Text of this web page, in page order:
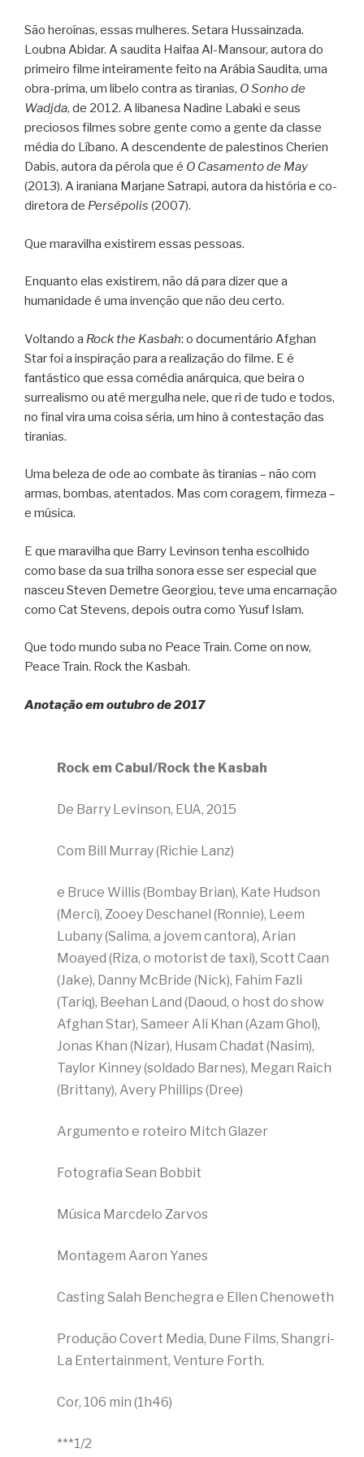
São heroínas, essas mulheres. Setara Hussainzada.
Loubna Abidar. A saudita Haifaa Al-Mansour, autora do
primeiro filme inteiramente feito na Arábia Saudita, uma
obra-prima, um libelo contra as tiranias, O Sonho de
Wadjda, de 2012. A libanesa Nadine Labaki e seus
preciosos filmes sobre gente como a gente da classe
média do Líbano. A descendente de palestinos Cherien
Dabis, autora da pérola que é O Casamento de May
(2013). A iraniana Marjane Satrapi, autora da história e co-
diretora de Persépolis (2007).
Que maravilha existirem essas pessoas.
Enquanto elas existirem, não dá para dizer que a
humanidade é uma invenção que não deu certo.
Voltando a Rock the Kasbah: o documentário Afghan
Star foi a inspiração para a realização do filme. E é
fantástico que essa comédia anárquica, que beira o
surrealismo ou até mergulha nele, que ri de tudo e todos,
no final vira uma coisa séria, um hino à contestação das
tiranias.
Uma beleza de ode ao combate às tiranias – não com
armas, bombas, atentados. Mas com coragem, firmeza –
e música.
E que maravilha que Barry Levinson tenha escolhido
como base da sua trilha sonora esse ser especial que
nasceu Steven Demetre Georgiou, teve uma encarnação
como Cat Stevens, depois outra como Yusuf Islam.
Que todo mundo suba no Peace Train. Come on now,
Peace Train. Rock the Kasbah.
Anotação em outubro de 2017
Rock em Cabul/Rock the Kasbah
De Barry Levinson, EUA, 2015
Com Bill Murray (Richie Lanz)
e Bruce Willis (Bombay Brian), Kate Hudson
(Merci), Zooey Deschanel (Ronnie), Leem
Lubany (Salima, a jovem cantora), Arian
Moayed (Riza, o motorist de taxi), Scott Caan
(Jake), Danny McBride (Nick), Fahim Fazli
(Tariq), Beehan Land (Daoud, o host do show
Afghan Star), Sameer Ali Khan (Azam Ghol),
Jonas Khan (Nizar), Husam Chadat (Nasim),
Taylor Kinney (soldado Barnes), Megan Raich
(Brittany), Avery Phillips (Dree)
Argumento e roteiro Mitch Glazer
Fotografia Sean Bobbit
Música Marcdelo Zarvos
Montagem Aaron Yanes
Casting Salah Benchegra e Ellen Chenoweth
Produção Covert Media, Dune Films, Shangri-
La Entertainment, Venture Forth.
Cor, 106 min (1h46)
***1/2